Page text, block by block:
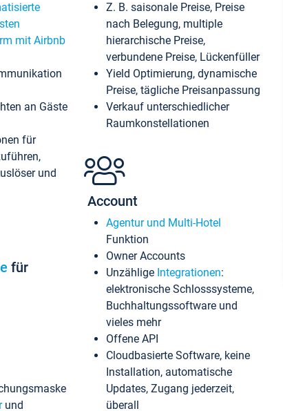
mit Airbnb
an Gäste
für
und
für
und
Z. B. saisonale Preise, Preise
nach Belegung, multiple
hierarchische Preise,
verbundene Preise, Lückenfüller
Yield Optimierung, dynamische
Preise, tägliche Preisanpassung
Verkauf unterschiedlicher
Raumkonstellationen
Account
Agentur und Multi-Hotel
Funktion
Owner Accounts
Unzählige Integrationen:
elektronische Schlosssysteme,
Buchhaltungssoftware und
vieles mehr
Offene API
Cloudbasierte Software, keine
Installation, automatische
Updates, Zugang jederzeit,
überall